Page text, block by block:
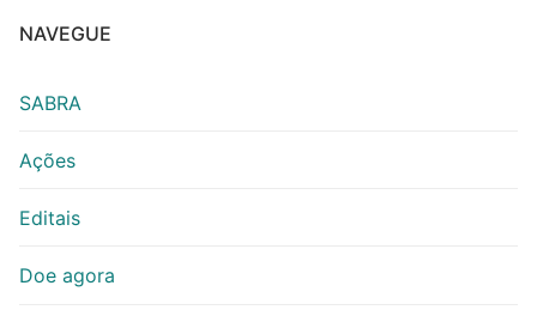
NAVEGUE
SABRA
Ações
Editais
Doe agora